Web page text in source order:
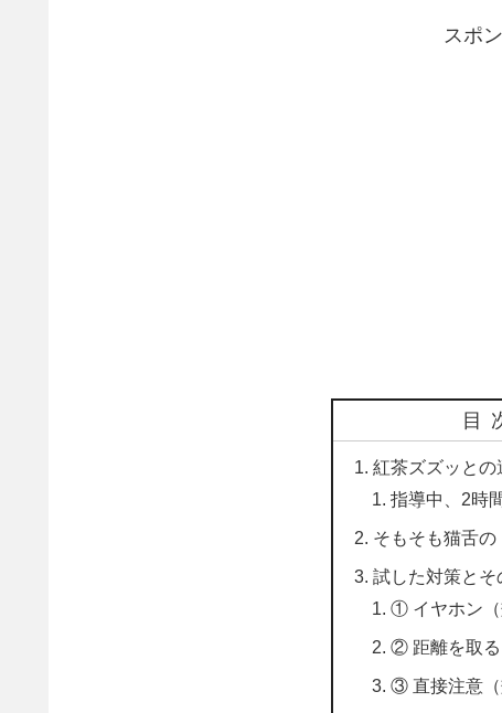
スポ
目
紅茶ズズッとの
指導中、2時
そもそも猫舌
試した対策とそ
① イヤホン（
② 距離を取る
③ 直接注意（